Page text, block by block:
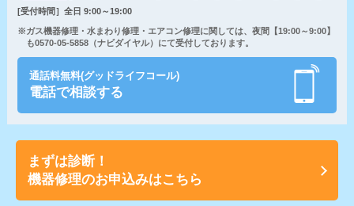
[受付時間］全日 9:00～19:00
※ガス機器修理・水まわり修理・エアコン修理に関しては、夜間【19:00～9:00】
も0570-05-5858（ナビダイヤル）にて受付しております。
通話料無料(グッドライフコール)
電話で相談する
まずは診断！
機器修理のお申込みはこちら